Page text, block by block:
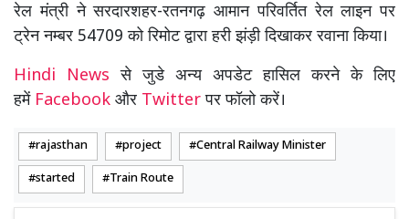
रेल मंत्री ने सरदारशहर-रतनगढ़ आमान परिवर्तित रेल लाइन पर
ट्रेन नम्बर 54709 को रिमोट द्वारा हरी झंड़ी दिखाकर रवाना किया।
Hindi Newsसे जुडे अन्य अपडेट हासिल करने के लिए
हमें Facebook और Twitterपर फॉलो करें।
rajasthan project Central Railway Minister
started Train Route